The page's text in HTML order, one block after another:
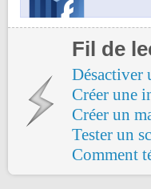
Fil de
Désactiver
Créer une
Créer un
Tester un
Comment